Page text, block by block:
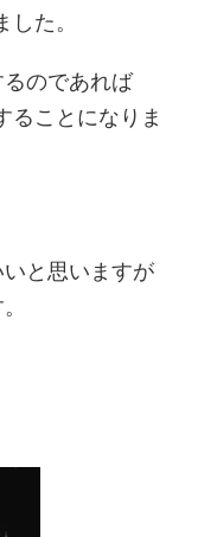
た。
のであれば
ることになりま
と思いますが